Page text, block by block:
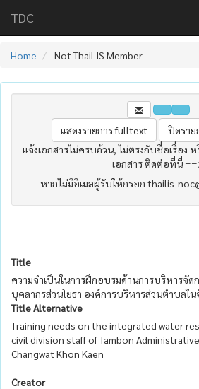
TDC
Home Not ThaiLIS Member
แจ้งเอกสารไม่ครบถ้วน, ไม่ตรงกับชื่อเรื่อง
เอกสาร ติดต่อที่นี่
หากไม่มีอีเมลผู้รับให้กรอก thailis-
Title
ความจำเป็นในการฝึกอบรมด้านการบริหารจั
บุคลากรส่วนโยธา องค์การบริหารส่วนตำบลใ
Title Alternative
Training needs on the integrated water
civil division staff of Tambon
Changwat Khon Kaen
Creator